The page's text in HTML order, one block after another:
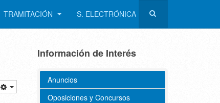
TRAMITACIÓN S. ELECTRÓNICA
Información de Interés
Anuncios
Oposiciones y Concursos